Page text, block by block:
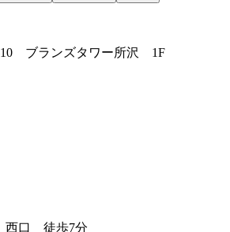
10 ブランズタワー所沢 1F
西口 徒歩7分